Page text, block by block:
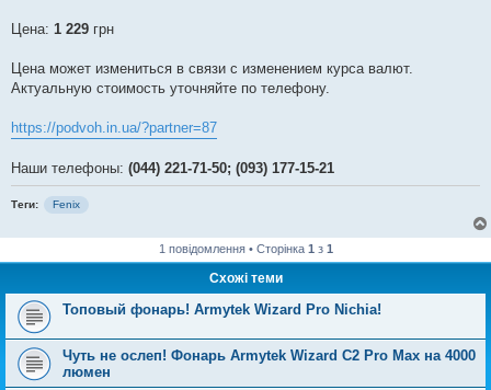
Цена: 1 229 грн
Цена может измениться в связи с изменением курса валют.
Актуальную стоимость уточняйте по телефону.
https://podvoh.in.ua/?partner=87
Наши телефоны: (044) 221-71-50; (093) 177-15-21
Теги: Fenix
1 повідомлення • Сторінка 1 з 1
Схожі теми
Топовый фонарь! Armytek Wizard Pro Nichia!
Чуть не ослеп! Фонарь Armytek Wizard C2 Pro Max на 4000
люмен